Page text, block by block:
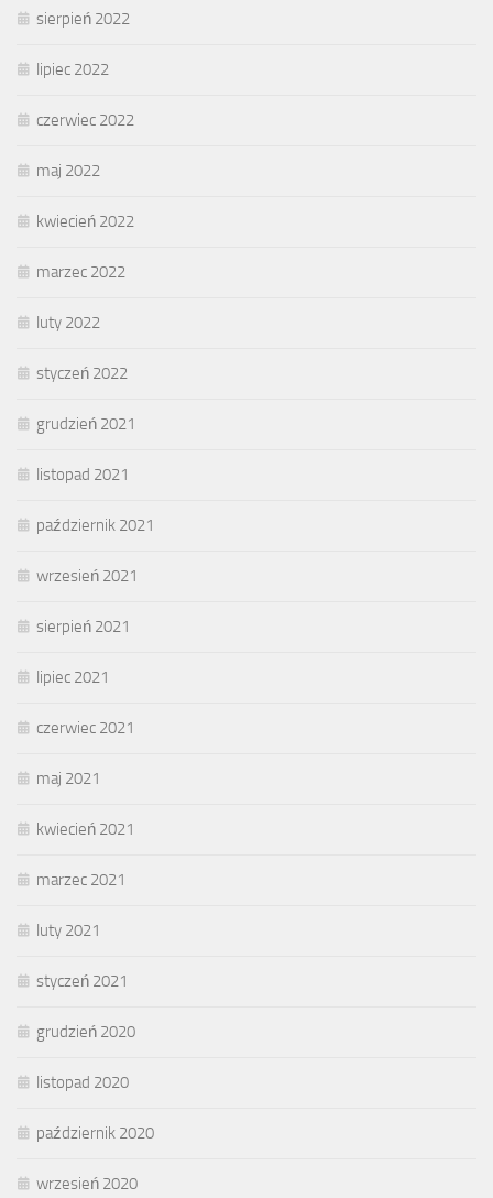
sierpień 2022
lipiec 2022
czerwiec 2022
maj 2022
kwiecień 2022
marzec 2022
luty 2022
styczeń 2022
grudzień 2021
listopad 2021
październik 2021
wrzesień 2021
sierpień 2021
lipiec 2021
czerwiec 2021
maj 2021
kwiecień 2021
marzec 2021
luty 2021
styczeń 2021
grudzień 2020
listopad 2020
październik 2020
wrzesień 2020